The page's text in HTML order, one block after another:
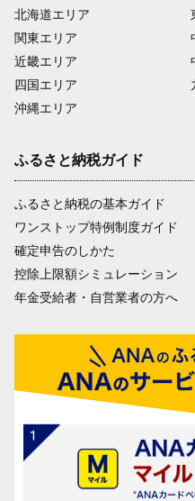
北海道エリア
関東エリア
近畿エリア
四国エリア
沖縄エリア
ふるさと納税ガイド
ふるさと納税の基本ガイド
ワンストップ特例制度ガイド
確定申告のしかた
控除上限額シミュレーション
年金受給者・自営業者の方へ